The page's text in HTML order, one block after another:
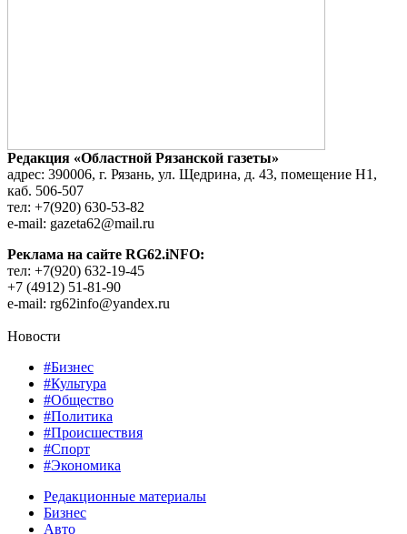
Редакция «Областной Рязанской газеты»
адрес: 390006, г. Рязань, ул. Щедрина, д. 43, помещение Н1,
каб. 506-507
тел: +7(920) 630-53-82
e-mail: gazeta62@mail.ru
Реклама на сайте RG62.iNFO:
тел: +7(920) 632-19-45
+7 (4912) 51-81-90
e-mail: rg62info@yandex.ru
Новости
#Бизнес
#Культура
#Общество
#Политика
#Происшествия
#Спорт
#Экономика
Редакционные материалы
Бизнес
Авто